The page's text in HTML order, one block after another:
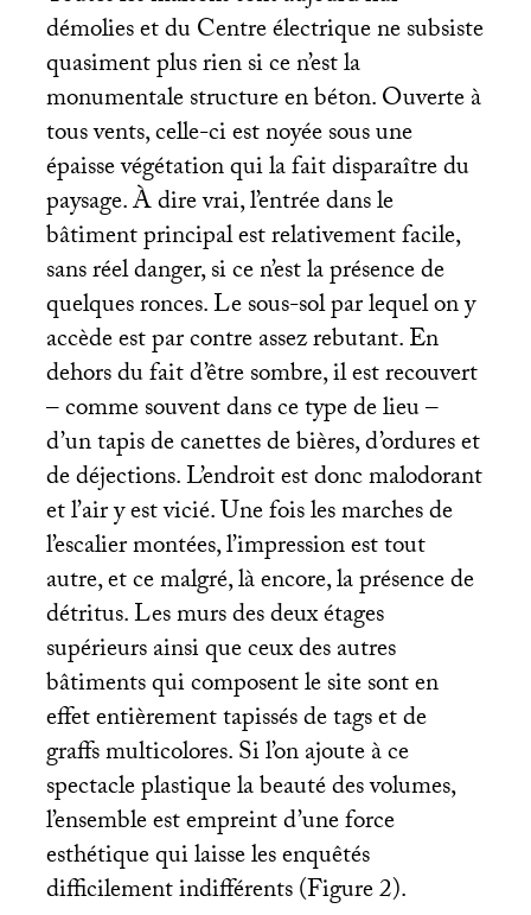
démolies et du Centre électrique ne subsiste
quasiment plus rien si ce n’est la
monumentale structure en béton. Ouverte à
tous vents, celle-ci est noyée sous une
épaisse végétation qui la fait disparaître du
paysage. À dire vrai, l’entrée dans le
bâtiment principal est relativement facile,
sans réel danger, si ce n’est la présence de
quelques ronces. Le sous-sol par lequel on y
accède est par contre assez rebutant. En
dehors du fait d’être sombre, il est recouvert
– comme souvent dans ce type de lieu –
d’un tapis de canettes de bières, d’ordures et
de déjections. L’endroit est donc malodorant
et l’air y est vicié. Une fois les marches de
l’escalier montées, l’impression est tout
autre, et ce malgré, là encore, la présence de
détritus. Les murs des deux étages
supérieurs ainsi que ceux des autres
bâtiments qui composent le site sont en
effet entièrement tapissés de tags et de
graffs multicolores. Si l’on ajoute à ce
spectacle plastique la beauté des volumes,
l’ensemble est empreint d’une force
esthétique qui laisse les enquêtés
difficilement indifférents (Figure 2).